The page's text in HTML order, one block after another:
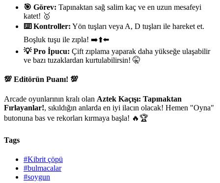
🎯 Görev: Tapınaktan sağ salim kaç ve en uzun mesafeyi
katet! 🥇
⌨️ Kontroller: Yön tuşları veya A, D tuşları ile hareket et.
Boşluk tuşu ile zıpla! ➡️⬆️⬅️
💡 Pro İpucu: Çift zıplama yaparak daha yükseğe ulaşabilir
ve bazı tuzaklardan kurtulabilirsin! 🤫
💯 Editörün Puanı! 💯
Arcade oyunlarının kralı olan Aztek Kaçışı: Tapınaktan
Fırlayanlar!, sıkıldığın anlarda en iyi ilacın olacak! Hemen "Oyna"
butonuna bas ve rekorları kırmaya başla! 🔥🏆
Tags
#Kibrit çöpü
#bulmacalar
#soygun